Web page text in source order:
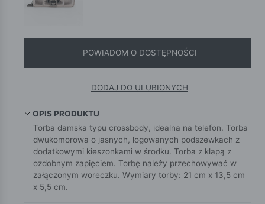
POWIADOM O DOSTĘPNOŚCI
DODAJ DO ULUBIONYCH
OPIS PRODUKTU
Torba damska typu crossbody, idealna na telefon. Torba
dwukomorowa o jasnych, logowanych podszewkach z
dodatkowymi kieszonkami w środku. Torba z klapą z
ozdobnym zapięciem. Torbę należy przechowywać w
załączonym woreczku. Wymiary torby: 21 cm x 13,5 cm
x 5,5 cm.